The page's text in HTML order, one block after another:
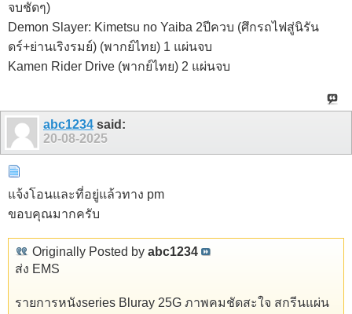
จบชัดๆ)
Demon Slayer: Kimetsu no Yaiba 2ปีควบ (ศึกรถไฟสู่นิรัน
ดร์+ย่านเริงรมย์) (พากย์ไทย) 1 แผ่นจบ
Kamen Rider Drive (พากย์ไทย) 2 แผ่นจบ
abc1234 said:
20-08-2025
แจ้งโอนและที่อยู่แล้วทาง pm
ขอบคุณมากครับ
Originally Posted by abc1234
ส่ง EMS
รายการหนังseries Bluray 25G ภาพคมชัดสะใจ สกรีนแผ่น